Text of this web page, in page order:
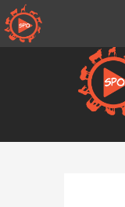
Zum
Inhalt
springen